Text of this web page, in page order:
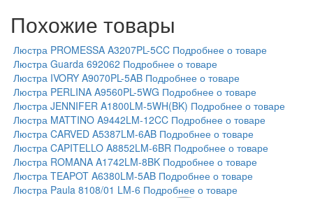
Похожие товары
Люстра PROMESSA A3207PL-5CC Подробнее о товаре
Люстра Guarda 692062 Подробнее о товаре
Люстра IVORY A9070PL-5AB Подробнее о товаре
Люстра PERLINA A9560PL-5WG Подробнее о товаре
Люстра JENNIFER A1800LM-5WH(BK) Подробнее о товаре
Люстра MATTINO A9442LM-12CC Подробнее о товаре
Люстра CARVED A5387LM-6AB Подробнее о товаре
Люстра CAPITELLO A8852LM-6BR Подробнее о товаре
Люстра ROMANA A1742LM-8BK Подробнее о товаре
Люстра TEAPOT A6380LM-5AB Подробнее о товаре
Люстра Paula 8108/01 LM-6 Подробнее о товаре